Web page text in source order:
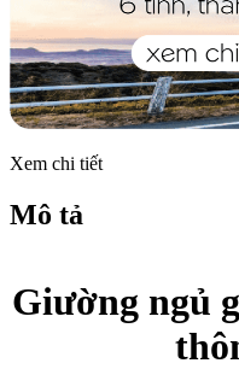
Xem chi tiết
Mô tả
Giường ngủ